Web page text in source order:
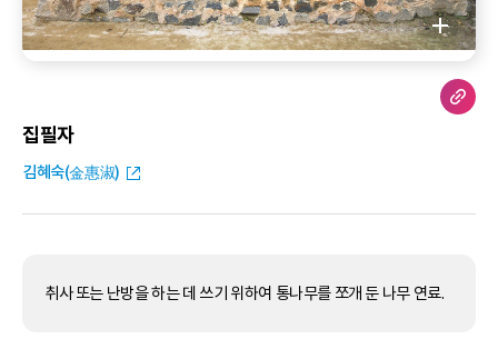
집필자
김혜숙(金惠淑)
취사 또는 난방을 하는 데 쓰기 위하여 통나무를 쪼개 둔 나무 연료.